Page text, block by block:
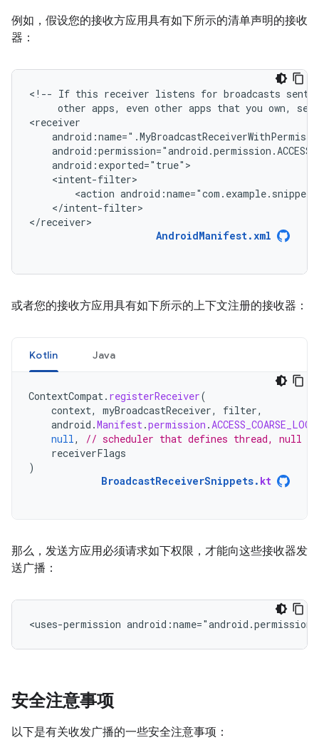
例如，假设您的接收方应用具有如下所示的清单声明的接收
器：
<!-- If this receiver listens for broadcasts sent
other apps, even other apps that you own,
set
<action
</intent-filter>
</receiver>
AndroidManifest.xml
或者您的接收方应用具有如下所示的上下文注册的接收器：
Kotlin Java
ContextCompat. registerReceiver(
context, myBroadcastReceiver, filter,
android .Manifest.permission .
null,
// scheduler that defines thread, null
receiverFlags
)
BroadcastReceiverSnippets. kt
那么，发送方应用必须请求如下权限，才能向这些接收器发
送广播：
<uses-permission
安全注意事项
以下是有关收发广播的一些安全注意事项：